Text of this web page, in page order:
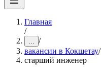
Главная
/
... /
вакансии в Кокшетау/
старший инженер